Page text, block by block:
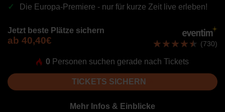
Die Europa-Premiere - nur für kurze Zeit live erleben!
Jetzt beste Plätze sichern
ab 40,40€ (730)
0 Personen suchen gerade nach Tickets
TICKETS SICHERN
Mehr Infos & Einblicke